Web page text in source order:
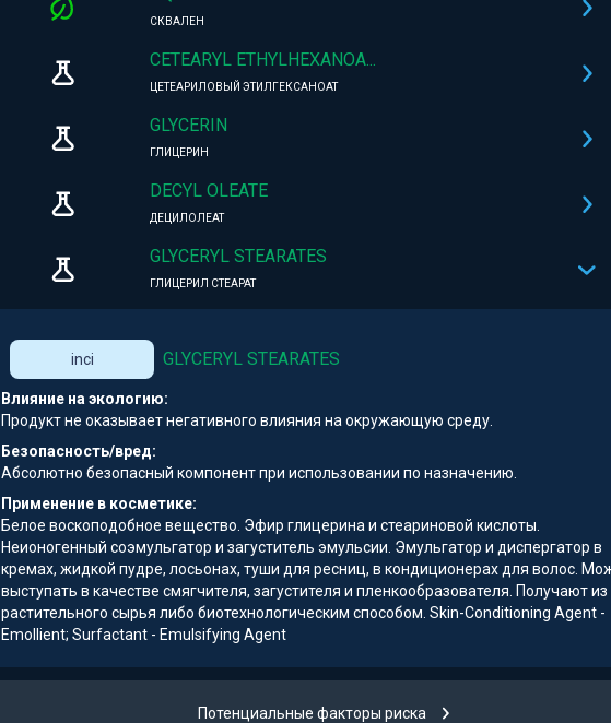
СКВАЛЕН
CETEARYL ETHYLHEXANOA...
ЦЕТЕАРИЛОВЫЙ ЭТИЛГЕКСАНОАТ
GLYCERIN
ГЛИЦЕРИН
DECYL OLEATE
ДЕЦИЛОЛЕАТ
GLYCERYL STEARATES
ГЛИЦЕРИЛ СТЕАРАТ
inci GLYCERYL STEARATES
Влияние на экологию:
Продукт не оказывает негативного влияния на окружающую среду.
Безопасность/вред:
Абсолютно безопасный компонент при использовании по назначению.
Применение в косметике:
Белое воскоподобное вещество. Эфир глицерина и стеариновой кислоты.
Неионогенный соэмульгатор и загуститель эмульсии. Эмульгатор и диспергатор в
кремах, жидкой пудре, лосьонах, туши для ресниц, в кондиционерах для волос.
выступать в качестве смягчителя, загустителя и пленкообразователя. Получают из
растительного сырья либо биотехнологическим способом. Skin-Conditioning Agent -
Emollient; Surfactant - Emulsifying Agent
Потенциальные факторы риска